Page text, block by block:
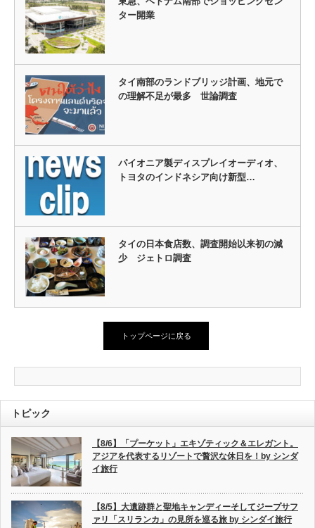
ター開業
タイ南部のランドブリッジ計画、地元で
の理解不足が最多 世論調査
パイオニア製ディスプレイオーディオ、
トヨタのインドネシア向け新型…
タイの日本食店数、調査開始以来初の減
少 ジェトロ調査
トップページに戻る
トピック
【8/6】「プーケット」エキゾティック＆エレガント。
アジアを代表するリゾートで贅沢な休日を！by シンダ
イ旅行
【8/5】大遺跡群と聖地キャンディーそしてジープサフ
ァリ「スリランカ」の見所を巡る旅 by シンダイ旅行